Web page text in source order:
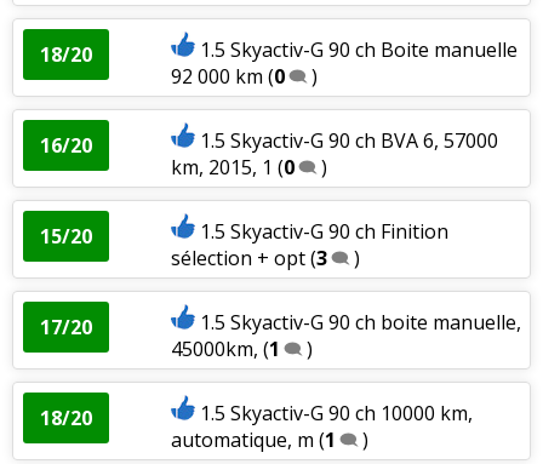
18/20
1.5 Skyactiv-G 90 ch Boite manuelle
92 000 km (0 )
16/20
1.5 Skyactiv-G 90 ch BVA 6, 57000
km, 2015, 1 (0 )
15/20
1.5 Skyactiv-G 90 ch Finition
sélection + opt(3 )
17/20
1.5 Skyactiv-G 90 ch boite manuelle,
45000km, (1 )
18/20
1.5 Skyactiv-G 90 ch 10000 km,
automatique, m (1 )